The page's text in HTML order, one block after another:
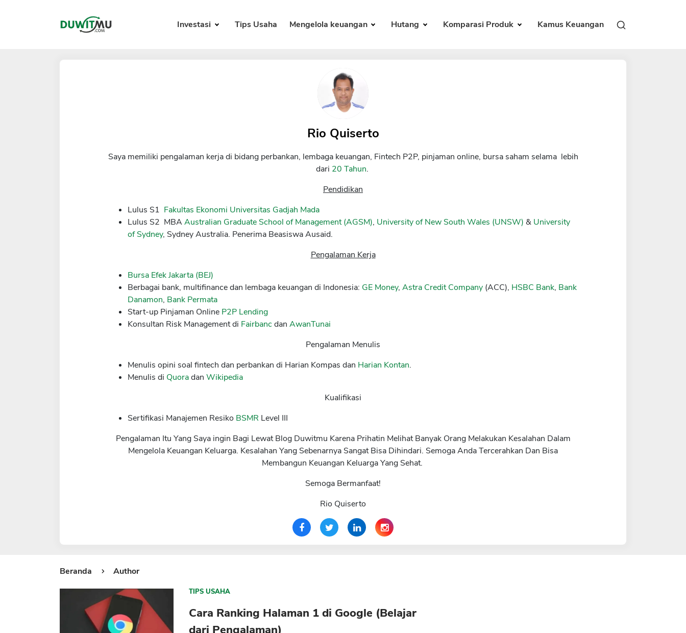
Investasi Tips Usaha Mengelola keuangan Hutang Komparasi Produk Kamus Keuangan
Rio Quiserto
Saya memiliki pengalaman kerja di bidang perbankan, lembaga keuangan, Fintech P2P, pinjaman online, bursa saham selama lebih
dari 20 Tahun.
Pendidikan
Lulus S1 Fakultas Ekonomi Universitas Gadjah Mada
Lulus S2 MBAAustralian Graduate School of Management (AGSM), University of New South Wales (UNSW) & University
of Sydney, Sydney Australia. Penerima Beasiswa Ausaid.
Pengalaman Kerja
Bursa Efek Jakarta (BEJ)
Berbagai bank, multifinance dan lembaga keuangan di Indonesia: GE Money, Astra Credit Company(ACC), HSBC Bank, Bank
Danamon, Bank Permata
Start-up Pinjaman Online P2P Lending
Konsultan Risk Management di Fairbancdan AwanTunai
Pengalaman Menulis
Menulis opini soal fintech dan perbankan di Harian Kompas dan Harian Kontan.
Menulis di Quoradan Wikipedia
Kualifikasi
Sertifikasi Manajemen Resiko BSMR Level III
Pengalaman Itu Yang Saya ingin Bagi Lewat Blog Duwitmu Karena Prihatin Melihat Banyak Orang Melakukan Kesalahan Dalam
Mengelola Keuangan Keluarga. Kesalahan Yang Sebenarnya Sangat Bisa Dihindari. Semoga Anda Tercerahkan Dan Bisa
Membangun Keuangan Keluarga Yang Sehat.
Semoga Bermanfaat!
Rio Quiserto
Beranda Author
TIPS USAHA
Cara Ranking Halaman 1 di Google (Belajar